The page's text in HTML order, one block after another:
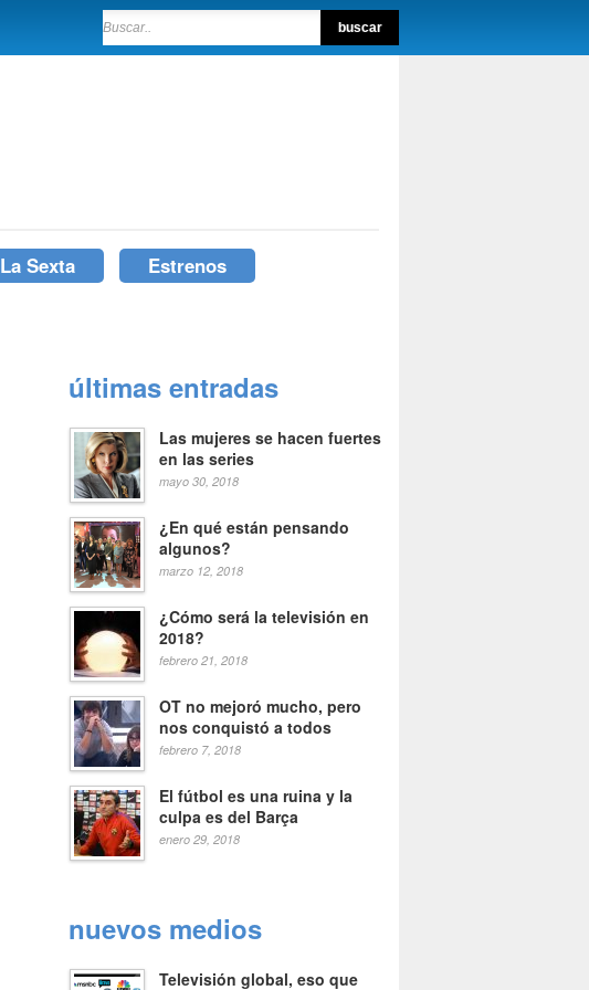
La Sexta Estrenos
últimas entradas
Las mujeres se hacen fuertes
en las series
mayo 30, 2018
¿En qué están pensando
algunos?
marzo 12, 2018
¿Cómo será la televisión en
2018?
febrero 21, 2018
OT no mejoró mucho, pero
nos conquistó a todos
febrero 7, 2018
El fútbol es una ruina y la
culpa es del Barça
enero 29, 2018
nuevos medios
Televisión global, eso que